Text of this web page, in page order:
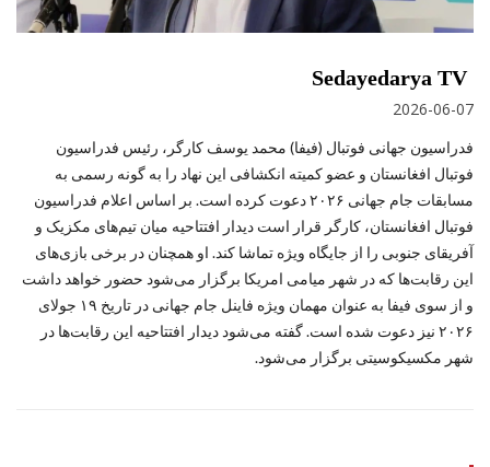
Sedayedarya TV
2026-06-07
فدراسیون جهانی فوتبال (فیفا) محمد یوسف کارگر، رئیس فدراسیون
فوتبال افغانستان و عضو کمیته انکشافی این نهاد را به ‌گونه رسمی به
مسابقات جام جهانی ۲۰۲۶ دعوت کرده است. بر اساس اعلام فدراسیون
فوتبال افغانستان، کارگر قرار است دیدار افتتاحیه میان تیم‌های مکزیک و
آفریقای جنوبی را از جایگاه ویژه تماشا کند. او همچنان در برخی بازی‌های
این رقابت‌ها که در شهر میامی امریکا برگزار می‌شود حضور خواهد داشت
و از سوی فیفا به‌ عنوان مهمان ویژه فاینل جام جهانی در تاریخ ۱۹ جولای
۲۰۲۶ نیز دعوت شده است. گفته می‌شود دیدار افتتاحیه این رقابت‌ها در
شهر مکسیکوسیتی برگزار می‌شود.